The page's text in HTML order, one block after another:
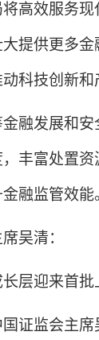
效服务现
提供更多
科技创新和
发展和安
丰富处置
融监管效能
吴清：
层迎来首批
监会主席